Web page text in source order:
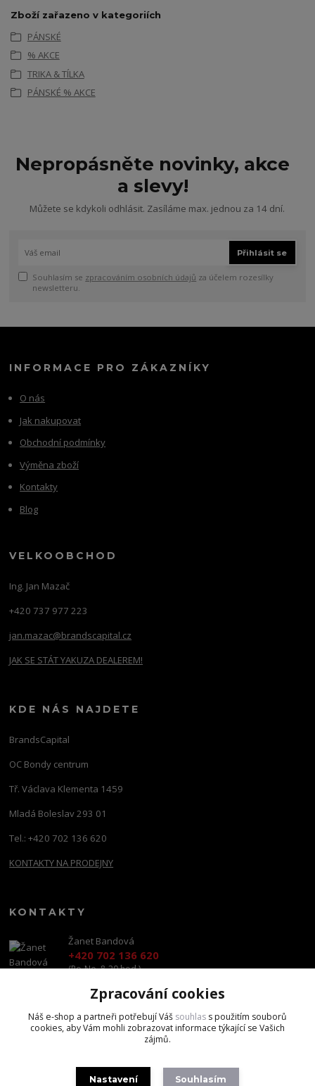
Zboží zařazeno v kategoriích
PÁNSKÉ
% AKCE
TRIKA & TÍLKA
PÁNSKÉ % AKCE
Nepropásněte novinky, akce
a slevy!
Můžete se kdykoli odhlásit. Zasíláme max. jednou za 14 dní.
Přihlásit se
Souhlasím se zpracováním osobních údajů za účelem rozesílky
newsletteru.
INFORMACE PRO ZÁKAZNÍKY
O nás
Jak nakupovat
Obchodní podmínky
Výměna zboží
Kontakty
Blog
VELKOOBCHOD
Ing. Jan Mazač
+420 737 977 223
jan.mazac@brandscapital.cz
JAK SE STÁT YAKUZA DEALEREM!
KDE NÁS NAJDETE
BrandsCapital
OC Bondy centrum
Tř. Václava Klementa 1459
Mladá Boleslav 293 01
Tel.: +420 702 136 620
KONTAKTY NA PRODEJNY
KONTAKTY
Žanet Bandová
+420 702 136 620
(Po-Ne, 8-20 hod.)
shop@brandscapital.cz
Zpracování cookies
Náš e-shop a partneři potřebují Váš souhlas s použitím souborů
cookies, aby Vám mohli zobrazovat informace týkající se Vašich
zájmů.
Nastavení Souhlasím